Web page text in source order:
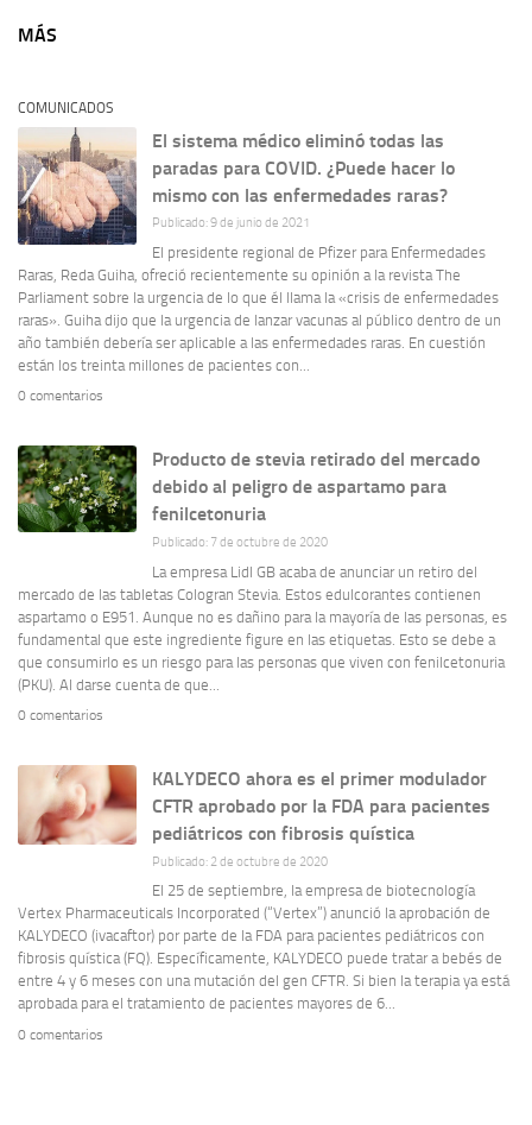
MÁS
COMUNICADOS
El sistema médico eliminó todas las
paradas para COVID. ¿Puede hacer lo
mismo con las enfermedades raras?
Publicado: 9 de junio de 2021
El presidente regional de Pfizer para Enfermedades
Raras, Reda Guiha, ofreció recientemente su opinión a la revista The
Parliament sobre la urgencia de lo que él llama la «crisis de enfermedades
raras». Guiha dijo que la urgencia de lanzar vacunas al público dentro de un
año también debería ser aplicable a las enfermedades raras. En cuestión
están los treinta millones de pacientes con...
0 comentarios
Producto de stevia retirado del mercado
debido al peligro de aspartamo para
fenilcetonuria
Publicado: 7 de octubre de 2020
La empresa Lidl GB acaba de anunciar un retiro del
mercado de las tabletas Cologran Stevia. Estos edulcorantes contienen
aspartamo o E951. Aunque no es dañino para la mayoría de las personas, es
fundamental que este ingrediente figure en las etiquetas. Esto se debe a
que consumirlo es un riesgo para las personas que viven con fenilcetonuria
(PKU). Al darse cuenta de que...
0 comentarios
KALYDECO ahora es el primer modulador
CFTR aprobado por la FDA para pacientes
pediátricos con fibrosis quística
Publicado: 2 de octubre de 2020
El 25 de septiembre, la empresa de biotecnología
Vertex Pharmaceuticals Incorporated (“Vertex”) anunció la aprobación de
KALYDECO (ivacaftor) por parte de la FDA para pacientes pediátricos con
fibrosis quística (FQ). Específicamente, KALYDECO puede tratar a bebés de
entre 4 y 6 meses con una mutación del gen CFTR. Si bien la terapia ya está
aprobada para el tratamiento de pacientes mayores de 6...
0 comentarios